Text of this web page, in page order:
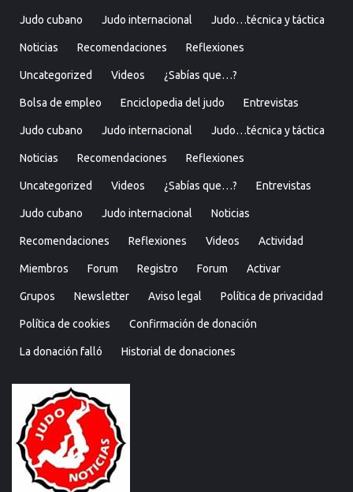
Judo cubano Judo internacional Judo…técnica y táctica
Noticias Recomendaciones Reflexiones
Uncategorized Videos ¿Sabías que…?
Bolsa de empleo Enciclopedia del judo Entrevistas
Judo cubano Judo internacional Judo…técnica y táctica
Noticias Recomendaciones Reflexiones
Uncategorized Videos ¿Sabías que…? Entrevistas
Judo cubano Judo internacional Noticias
Recomendaciones Reflexiones Videos Actividad
Miembros Forum Registro Forum Activar
Grupos Newsletter Aviso legal Política de privacidad
Política de cookies Confirmación de donación
La donación falló Historial de donaciones